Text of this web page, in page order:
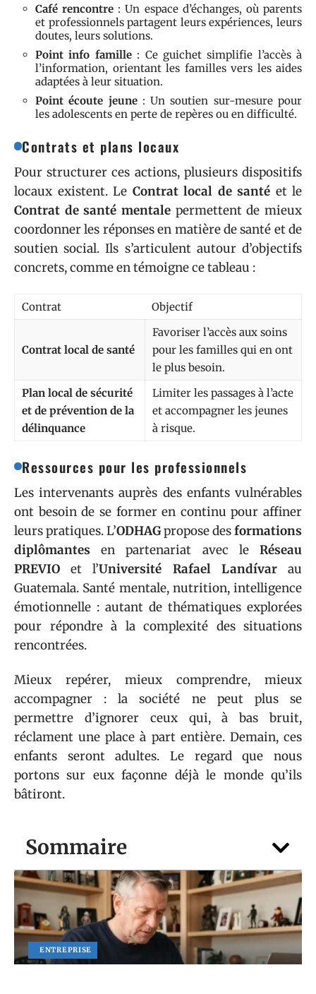
Sommaire
ENTREPRISE
Café rencontre : Un espace d’échanges, où parents
et professionnels partagent leurs expériences, leurs
doutes, leurs solutions.
Point info famille: Ce guichet simplifie l’accès à
l’information, orientant les familles vers les aides
adaptées à leur situation.
Point écoute jeune: Un soutien sur-mesure pour
les adolescents en perte de repères ou en difficulté.
Contrats et plans locaux
Pour structurer ces actions, plusieurs dispositifs
locaux existent. Le Contrat local de santé et le
Contrat de santé mentale permettent de mieux
coordonner les réponses en matière de santé et de
soutien social. Ils s’articulent autour d’objectifs
concrets, comme en témoigne ce tableau :
Contrat Objectif
Contrat local de santé
Favoriser l’accès aux soins
pour les familles qui en ont
le plus besoin.
Plan local de sécurité
et de prévention de la
délinquance
Limiter les passages à l’acte
et accompagner les jeunes
à risque.
Ressources pour les professionnels
Les intervenants auprès des enfants vulnérables
ont besoin de se former en continu pour affiner
leurs pratiques. L’ODHAGpropose desformations
diplômantes en partenariat avec le Réseau
PREVIO et l’Université Rafael Landívarau
Guatemala. Santé mentale, nutrition, intelligence
émotionnelle : autant de thématiques explorées
pour répondre à la complexité des situations
rencontrées.
Mieux repérer, mieux comprendre, mieux
accompagner : la société ne peut plus se
permettre d’ignorer ceux qui, à bas bruit,
réclament une place à part entière. Demain, ces
enfants seront adultes. Le regard que nous
portons sur eux façonne déjà le monde qu’ils
bâtiront.